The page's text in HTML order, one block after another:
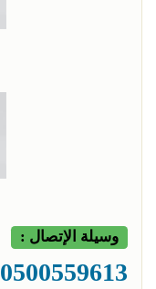
وسيلة الإتصال :
0500559613